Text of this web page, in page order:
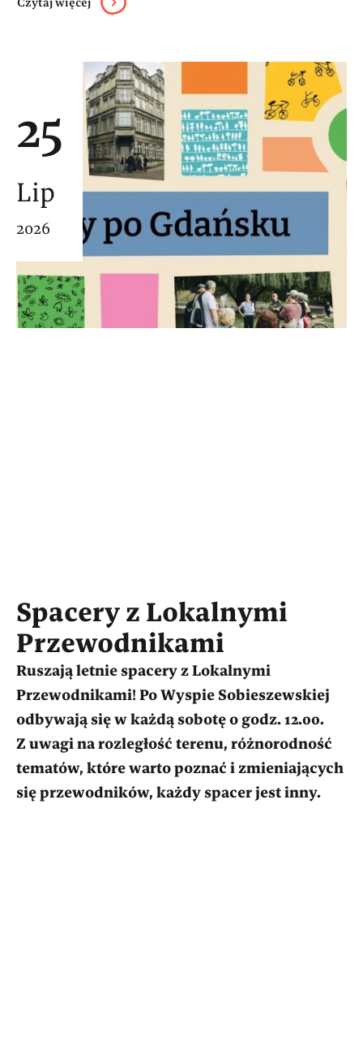
25
Lip
2026
Spacery z Lokalnymi
Przewodnikami
Ruszają letnie spacery z Lokalnymi
Przewodnikami! Po Wyspie Sobieszewskiej
odbywają się w każdą sobotę o godz. 12.00.
Z uwagi na rozległość terenu, różnorodność
tematów, które warto poznać i zmieniających
się przewodników, każdy spacer jest inny.